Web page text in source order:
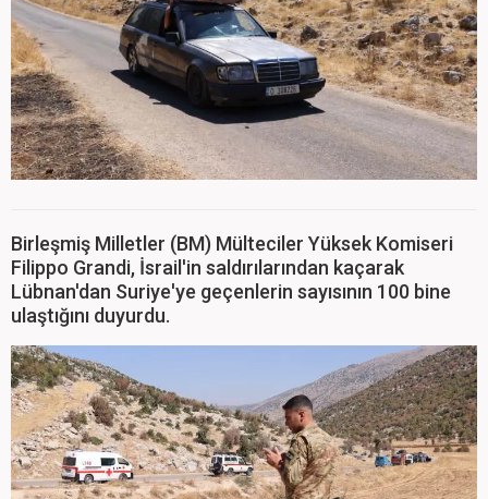
Birleşmiş Milletler (BM) Mülteciler Yüksek Komiseri
Filippo Grandi, İsrail'in saldırılarından kaçarak
Lübnan'dan Suriye'ye geçenlerin sayısının 100 bine
ulaştığını duyurdu.